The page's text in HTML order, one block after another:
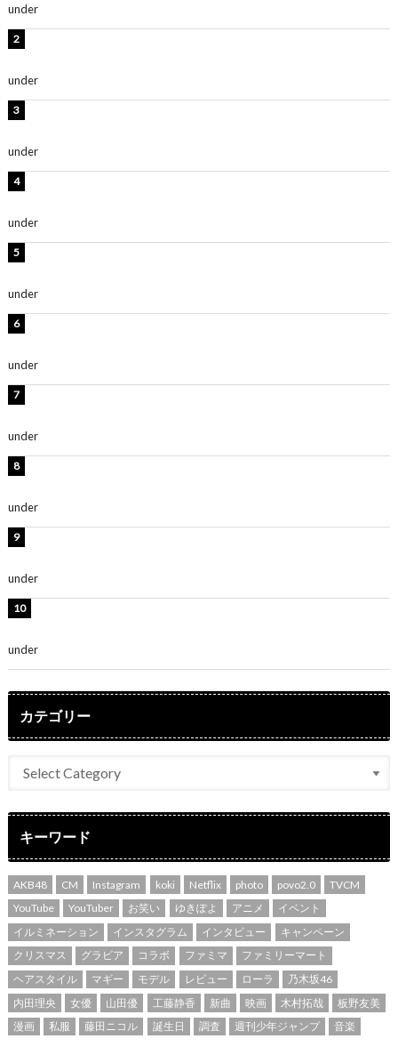
under
under
under
under
under
under
under
under
under
under
カテゴリー
キーワード
AKB48 CM Instagram koki Netflix photo povo2.0
TVCM
YouTube
YouTuber お笑い ゆきぽよ アニメ
イベント
イルミネーション
インスタグラム インタビュー
キャンペーン
クリスマス
グラビア コラボ ファミマ
ファミリーマート
ヘアスタイル
マギー モデル レビュー ローラ
乃木坂46
内田理央
女優 山田優 工藤静香 新曲 映画 木村拓哉
板野友美
漫画
私服 藤田ニコル 誕生日 調査 週刊少年ジャンプ 音楽